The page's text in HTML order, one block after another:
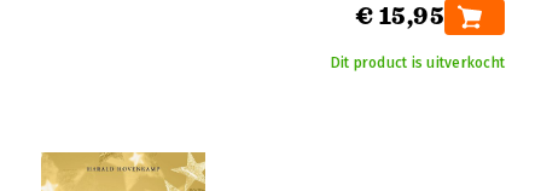
€ 15,95
Dit product is uitverkocht